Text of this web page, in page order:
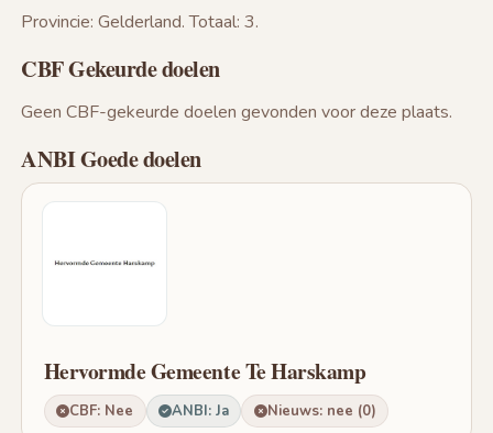
Provincie: Gelderland. Totaal: 3.
CBF Gekeurde doelen
Geen CBF-gekeurde doelen gevonden voor deze plaats.
ANBI Goede doelen
Hervormde Gemeente Te Harskamp
CBF: Nee ANBI: Ja Nieuws: nee (0)